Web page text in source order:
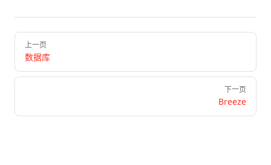
Pager
上一页
数据库
下一页
Breeze